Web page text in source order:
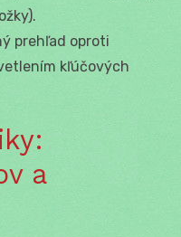
prehľad oproti
kľúčových
a